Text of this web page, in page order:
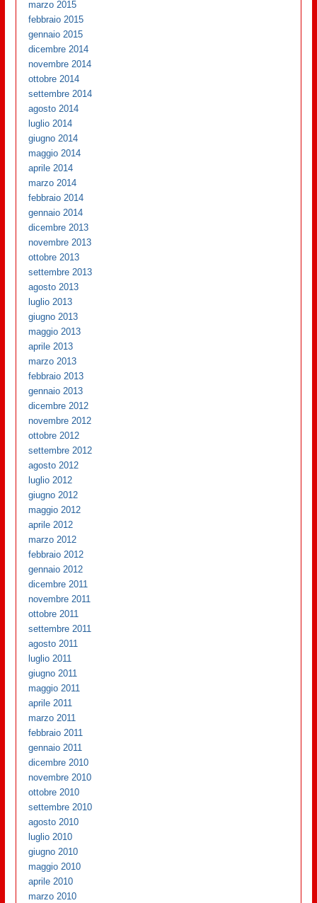
marzo 2015
febbraio 2015
gennaio 2015
dicembre 2014
novembre 2014
ottobre 2014
settembre 2014
agosto 2014
luglio 2014
giugno 2014
maggio 2014
aprile 2014
marzo 2014
febbraio 2014
gennaio 2014
dicembre 2013
novembre 2013
ottobre 2013
settembre 2013
agosto 2013
luglio 2013
giugno 2013
maggio 2013
aprile 2013
marzo 2013
febbraio 2013
gennaio 2013
dicembre 2012
novembre 2012
ottobre 2012
settembre 2012
agosto 2012
luglio 2012
giugno 2012
maggio 2012
aprile 2012
marzo 2012
febbraio 2012
gennaio 2012
dicembre 2011
novembre 2011
ottobre 2011
settembre 2011
agosto 2011
luglio 2011
giugno 2011
maggio 2011
aprile 2011
marzo 2011
febbraio 2011
gennaio 2011
dicembre 2010
novembre 2010
ottobre 2010
settembre 2010
agosto 2010
luglio 2010
giugno 2010
maggio 2010
aprile 2010
marzo 2010